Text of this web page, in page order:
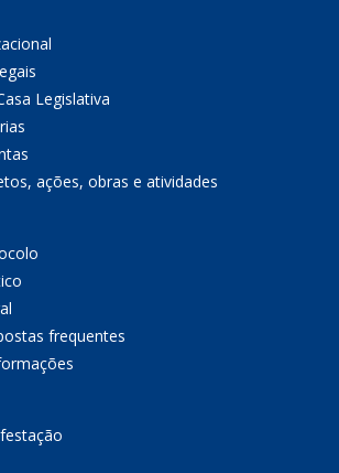
Legislativa
ações, obras e atividades
frequentes